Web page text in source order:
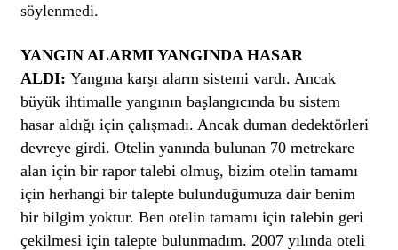
söylenmedi.
YANGIN ALARMI YANGINDA HASAR
ALDI: Yangına karşı alarm sistemi vardı. Ancak
büyük ihtimalle yangının başlangıcında bu sistem
hasar aldığı için çalışmadı. Ancak duman dedektörleri
devreye girdi. Otelin yanında bulunan 70 metrekare
alan için bir rapor talebi olmuş, bizim otelin tamamı
için herhangi bir talepte bulunduğumuza dair benim
bir bilgim yoktur. Ben otelin tamamı için talebin geri
çekilmesi için talepte bulunmadım. 2007 yılında oteli